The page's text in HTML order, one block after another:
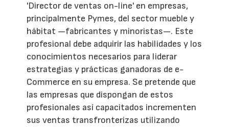
'Director de ventas on-line' en empresas,
principalmente Pymes, del sector mueble y
hábitat —fabricantes y minoristas—. Este
profesional debe adquirir las habilidades y los
conocimientos necesarios para liderar
estrategias y prácticas ganadoras de e-
Commerce en su empresa. Se pretende que
las empresas que dispongan de estos
profesionales así capacitados incrementen
sus ventas transfronterizas utilizando